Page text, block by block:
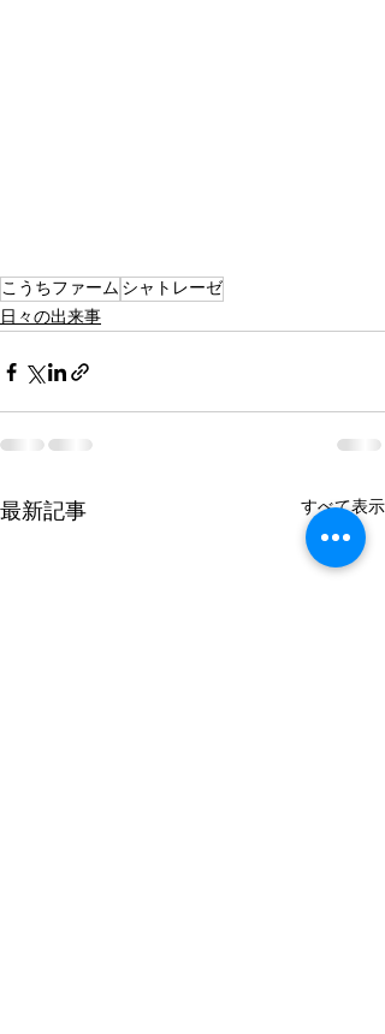
こうちファーム シャトレーゼ
日々の出来事
最新記事 すべて表示